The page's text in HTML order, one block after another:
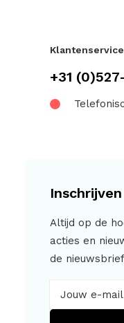
Klantenservice
+31
Altijd op de
acties en
de